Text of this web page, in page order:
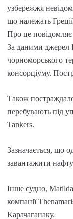
узбережжя
що належать
Про це
За даними джерел
чорноморського
консорціуму.
Також
перебувають під
Tankers.
Зазначається, що
завантажити
Інше судно,
компанії
Карачаганаку.